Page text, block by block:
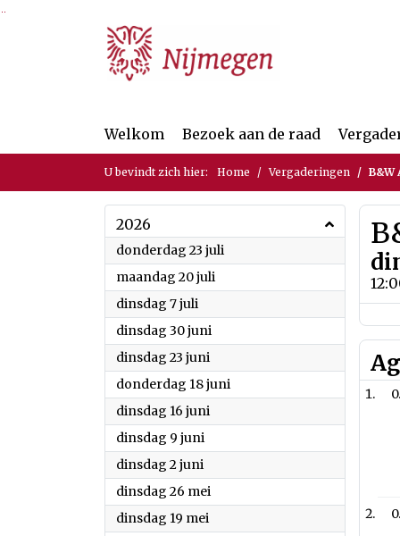
Ga naar de inhoud van deze pagina
Ga naar het zoeken
Ga naar het menu
Welkom Bezoek aan de raad
U bevindt zich hier: Home Vergaderingen B&W
2026
donderdag 23 juli
maandag 20 juli
dinsdag 7 juli
dinsdag 30 juni
dinsdag 23 juni
donderdag 18 juni
dinsdag 16 juni
dinsdag 9 juni
dinsdag 2 juni
dinsdag 26 mei
dinsdag 19 mei